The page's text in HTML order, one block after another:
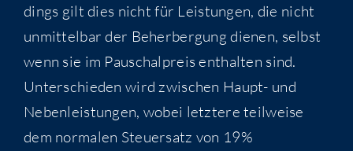
dings gilt dies nicht für Leis­tun­gen, die nicht
unmit­tel­bar der Beher­ber­gung die­nen, selbst
wenn sie im Pau­schal­preis ent­hal­ten sind.
Unter­schie­den wird zwi­schen Haupt- und
Neben­leis­tun­gen, wobei letz­te­re teil­wei­se
dem nor­ma­len Steu­er­satz von 19%